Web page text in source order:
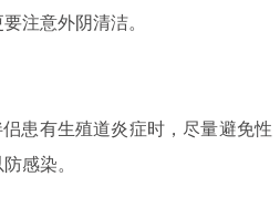
注意外阴清洁。
患有生殖道炎症时，尽量避免性
感染。